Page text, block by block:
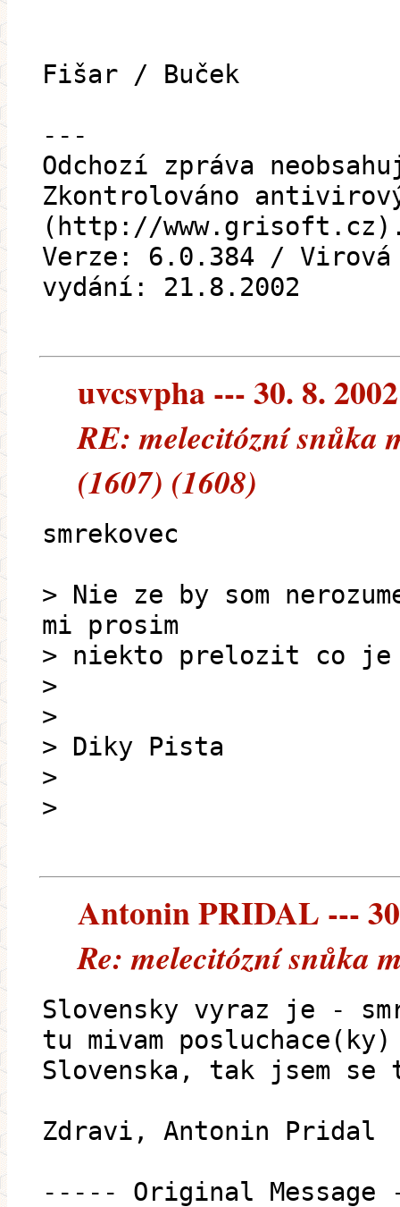
Fišar / Buček
---
Odchozí zpráva
Zkontrolováno
(http://
Verze: 6.0.384 / Virová
vydání: 21.8.2002
uvcsvpha --- 30. 8. 2002
RE: melecitózní snůka
(1607) (1608)
smrekovec
> Nie ze by som
mi prosim
> niekto prelozit co je
>
>
> Diky Pista
>
>
Antonin PRIDAL ---
Re: melecitózní snůka
Slovensky vyraz je -
tu mivam
Slovenska, tak jsem
Zdravi, Antonin Pridal
----- Original